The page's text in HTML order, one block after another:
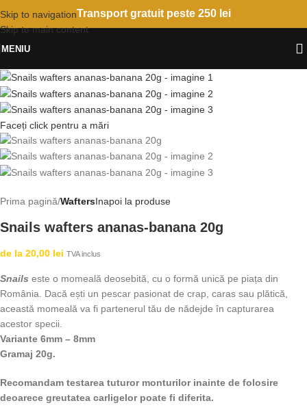
Skip to navigation
Skip to main content
Transport gratuit peste 250 lei
MENIU
Faceți click pentru a mări
Prima pagină WaftersInapoi la produse
Snails wafters ananas-banana 20g
de la 20,00 lei TVA inclus
Snails este o momeală deosebită, cu o formă unică pe piața din
România. Dacă ești un pescar pasionat de crap, caras sau plătică,
această momeală va fi partenerul tău de nădejde în capturarea
acestor specii.
Variante 6mm – 8mm
Gramaj 20g.
Recomandam testarea tuturor monturilor inainte de folosire
deoarece greutatea carligelor poate fi diferita.